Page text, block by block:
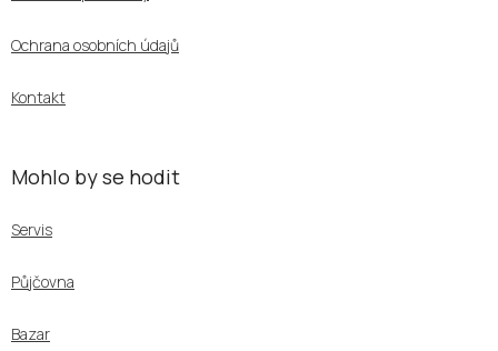
Ochrana osobních údajů
Kontakt
Mohlo by se hodit
Servis
Půjčovna
Bazar